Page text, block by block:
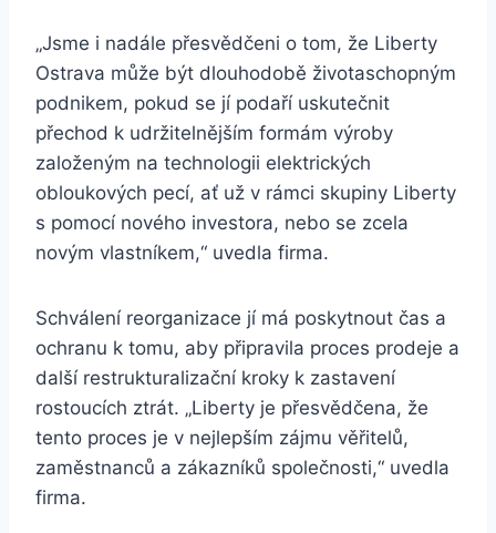
„Jsme i nadále přesvědčeni o tom, že Liberty
Ostrava může být dlouhodobě životaschopným
podnikem, pokud se jí podaří uskutečnit
přechod k udržitelnějším formám výroby
založeným na technologii elektrických
obloukových pecí, ať už v rámci skupiny Liberty
s pomocí nového investora, nebo se zcela
novým vlastníkem,“ uvedla firma.
Schválení reorganizace jí má poskytnout čas a
ochranu k tomu, aby připravila proces prodeje a
další restrukturalizační kroky k zastavení
rostoucích ztrát. „Liberty je přesvědčena, že
tento proces je v nejlepším zájmu věřitelů,
zaměstnanců a zákazníků společnosti,“ uvedla
firma.